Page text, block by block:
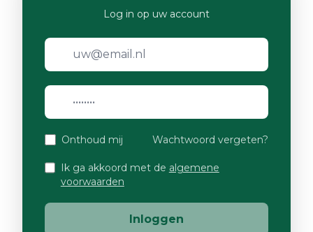
Log in op uw account
Onthoud mij Wachtwoord vergeten?
Ik ga akkoord met de algemene
voorwaarden
Inloggen